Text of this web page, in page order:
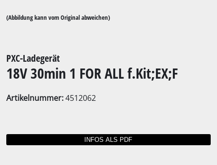
(Abbildung kann vom Original abweichen)
PXC-Ladegerät
18V 30min 1 FOR ALL f.Kit;EX;F
Artikelnummer:4512062